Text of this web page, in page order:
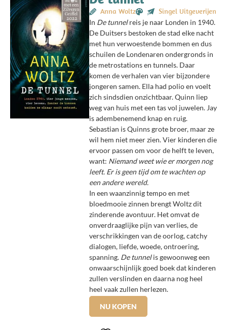
Anna Woltz Singel Uitgeverijen
In De tunnelreis je naar Londen in 1940.
De Duitsers bestoken de stad elke nacht
met hun verwoestende bommen en dus
schuilen de Londenaren ondergronds in
de metrostations en tunnels. Daar
komen de verhalen van vier bijzondere
jongeren samen. Ella had polio en voelt
zich sindsdien onzichtbaar. Quinn liep
weg van huis met een tas vol juwelen. Jay
is adembenemend knap en ruig.
Sebastian is Quinns grote broer, maar ze
wil hem niet meer zien. Vier kinderen die
ervoor passen om voor de helft te leven,
want: Niemand weet wie er morgen nog
leeft. Er is geen tijd om te wachten op
een andere wereld.
In een waanzinnig tempo en met
bloedmooie zinnen brengt Woltz dit
zinderende avontuur. Het omvat de
onverdraaglijke pijn van verlies, de
verschrikkingen van de oorlog, catchy
dialogen, liefde, woede, ontroering,
spanning. De tunnelis gewoonweg een
onwaarschijnlijk goed boek dat kinderen
zullen verslinden en daarna nog heel
heel vaak zullen herlezen.
NU KOPEN